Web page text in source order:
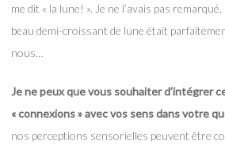
me dit « la lune! ». Je ne l’avais pas
beau demi-croissant de lune était
nous…
Je ne peux que vous souhaiter d’intégrer
« connexions » avec vos sens dans votre
nos perceptions sensorielles peuvent être